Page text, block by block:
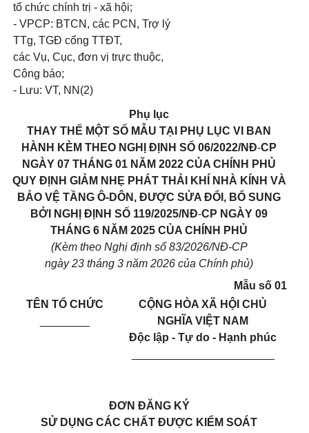
tổ chức chính trị - xã hội;
- VPCP: BTCN, các PCN, Trợ lý
TTg, TGĐ cổng TTĐT,
các Vụ, Cục, đơn vị trực thuộc,
Công báo;
- Lưu: VT, NN(2)
Phụ lục
THAY THẾ MỘT SỐ MẪU TẠI PHỤ LỤC VI BAN
HÀNH KÈM THEO NGHỊ ĐỊNH SỐ 06/2022/NĐ-CP
NGÀY 07 THÁNG 01 NĂM 2022 CỦA CHÍNH PHỦ
QUY ĐỊNH GIẢM NHẸ PHÁT THẢI KHÍ NHÀ KÍNH VÀ
BẢO VỆ TẦNG Ô-DÔN, ĐƯỢC SỬA ĐỔI, BỔ SUNG
BỞI NGHỊ ĐỊNH SỐ 119/2025/NĐ-CP NGÀY 09
THÁNG 6 NĂM 2025 CỦA CHÍNH PHỦ
(Kèm theo Nghị định số 83/2026/NĐ-CP
ngày 23 tháng 3 năm 2026 của Chính phủ)
Mẫu số 01
TÊN TỔ CHỨC
CỘNG HÒA XÃ HỘI CHỦ
NGHĨA VIỆT NAM
Độc lập - Tự do - Hạnh phúc
ĐƠN ĐĂNG KÝ
SỬ DỤNG CÁC CHẤT ĐƯỢC KIỂM SOÁT